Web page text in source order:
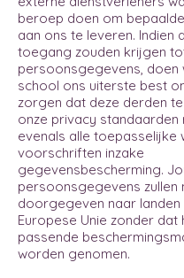
beroep doen om
aan ons te leveren. Indien
toegang zouden krijgen
persoonsgegevens, doen
school ons uiterste best
zorgen dat deze derden
onze privacy standaarden
evenals alle toepasselijke
voorschriften inzake
gegevensbescherming.
persoonsgegevens zullen
doorgegeven naar landen
Europese Unie zonder dat
passende
worden genomen.